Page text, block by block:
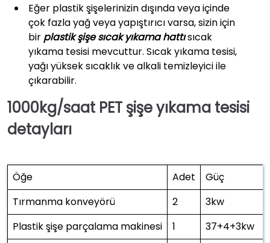
Eğer plastik şişelerinizin dışında veya içinde
çok fazla yağ veya yapıştırıcı varsa, sizin için
bir plastik şişe sıcak yıkama hattısıcak
yıkama tesisi mevcuttur. Sıcak yıkama tesisi,
yağı yüksek sıcaklık ve alkali temizleyici ile
çıkarabilir.
1000kg/saat PET şişe yıkama tesisi
detayları
Öğe Adet
Güç
Tırmanma konveyörü
2
3kw
Plastik şişe parçalama makinesi
1
37+4+3kw